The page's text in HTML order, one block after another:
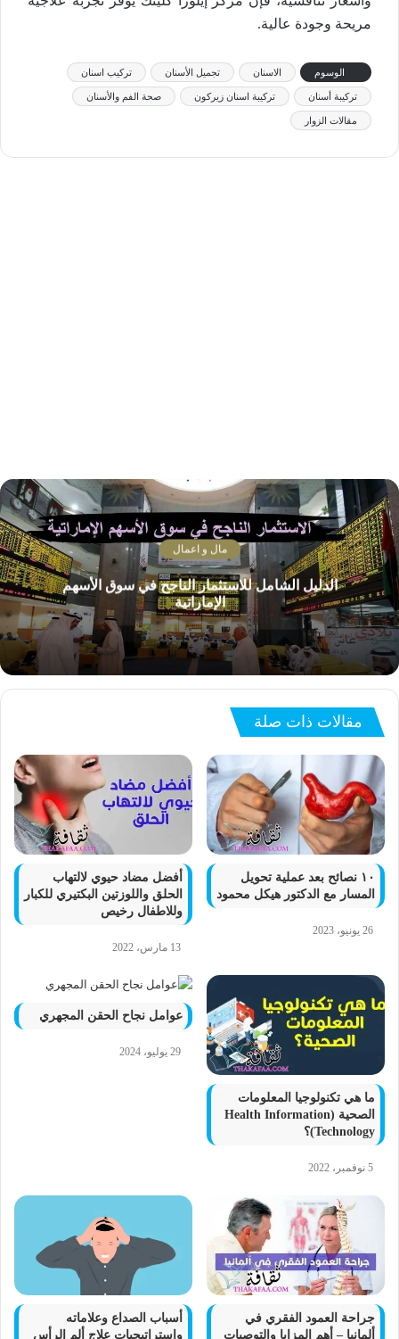
مريحة وجودة عالية.
الوسوم الاسنان تجميل الأسنان تركيب اسنان
تركيبة أسنان تركيبة اسنان زيركون صحة الفم والأسنان
مقالات الزوار
مال و اعمال
الدليل الشامل للاستثمار الناجح في سوق الأسهم
الإماراتية
مقالات ذات صلة
١٠ نصائح بعد عملية تحويل
المسار مع الدكتور هيكل محمود
26 يونيو، 2023
أفضل مضاد حيوي لالتهاب
الحلق واللوزتين البكتيري للكبار
وللاطفال رخيص
13 مارس، 2022
ما هي تكنولوجيا المعلومات
الصحية (Health Information
Technology)؟
5 نوفمبر، 2022
عوامل نجاح الحقن المجهري
29 يوليو، 2024
جراحة العمود الفقري في
ألمانيا – أهم المزايا والتوصيات
أسباب الصداع وعلاماته
واستراتيجيات علاج ألم الرأس